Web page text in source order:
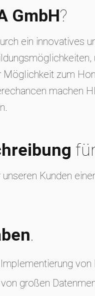
GmbH?
ein innovatives
Möglichkeit zum
machen
Kunden
.
großen